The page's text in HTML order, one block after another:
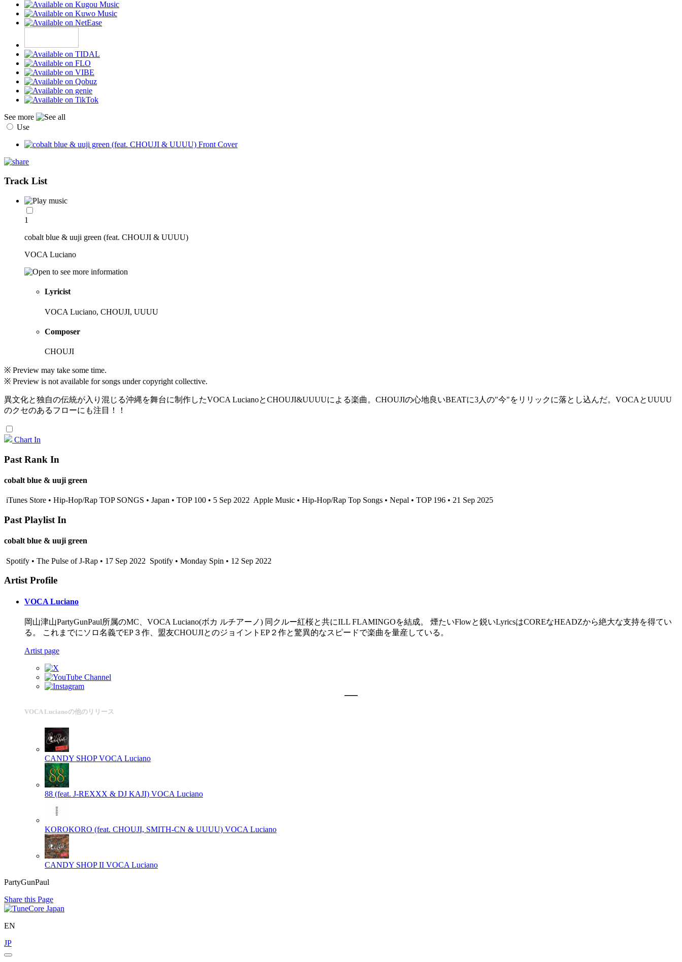
See more
Use
Track List
1
cobalt blue & uuji green (feat. CHOUJI & UUUU)
VOCA Luciano
Lyricist
VOCA Luciano, CHOUJI, UUUU
Composer
CHOUJI
※ Preview may take some time.
※ Preview is not available for songs under copyright collective.
異文化と独自の伝統が入り混じる沖縄を舞台に制作したVOCA LucianoとCHOUJI&UUUUによる楽曲。CHOUJIの心地良いBEATに3人の"今"をリリックに落とし込んだ。VOCAとUUUU
のクセのあるフローにも注目！！
Chart In
Past Rank In
cobalt blue & uuji green
iTunes Store • Hip-Hop/Rap TOP SONGS • Japan • TOP 100 • 5 Sep 2022 Apple Music • Hip-Hop/Rap Top Songs • Nepal • TOP 196 • 21 Sep 2025
Past Playlist In
cobalt blue & uuji green
Spotify • The Pulse of J-Rap • 17 Sep 2022 Spotify • Monday Spin • 12 Sep 2022
Artist Profile
VOCA Luciano
岡山津山PartyGunPaul所属のMC、VOCA Luciano(ボカ ルチアーノ) 同クルー紅桜と共にILL FLAMINGOを結成。 煙たいFlowと鋭いLyricsはCOREなHEADZから絶大な支持を得てい
る。 これまでにソロ名義でEP３作、盟友CHOUJIとのジョイントEP２作と驚異的なスピードで楽曲を量産している。
Artist page
VOCA Lucianoの他のリリース
CANDY SHOP VOCA Luciano
88 (feat. J-REXXX & DJ KAJI) VOCA Luciano
KOROKORO (feat. CHOUJI, SMITH-CN & UUUU) VOCA Luciano
CANDY SHOP II VOCA Luciano
PartyGunPaul
Share this Page
EN
JP